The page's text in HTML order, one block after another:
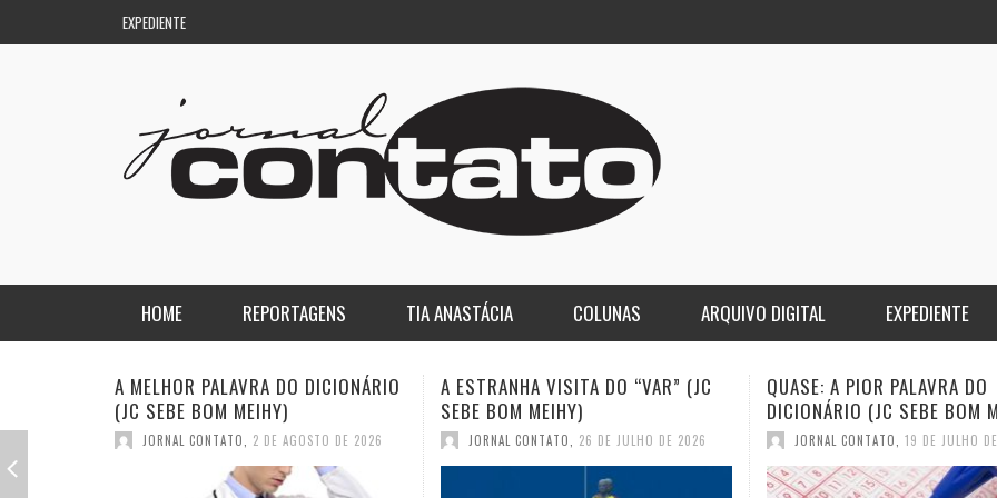
EXPEDIENTE
HOME REPORTAGENS
REGIONAL
TIA ANASTÁCIA COLUNAS
DE PASSAGEM
ARQUIVO DIGITAL EXPEDIENTE
A ESTRANHA VISITA DO “VAR” (JC
SEBE BOM MEIHY)
JORNAL CONTATO 26 DE JULHO DE 2026
QUASE: A PIOR PALAVRA DO
DICIONÁRIO (JC SEBE BOM MEIHY)
JORNAL CONTATO 19 DE JULHO DE 2026
A DEMOCRACIA
GASPARI)
JORNAL CONTATO 12 DE JULHO